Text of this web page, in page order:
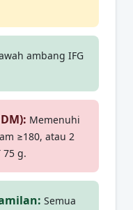
ambang IFG
Memenuhi
≥180, atau 2
75 g.
Semua